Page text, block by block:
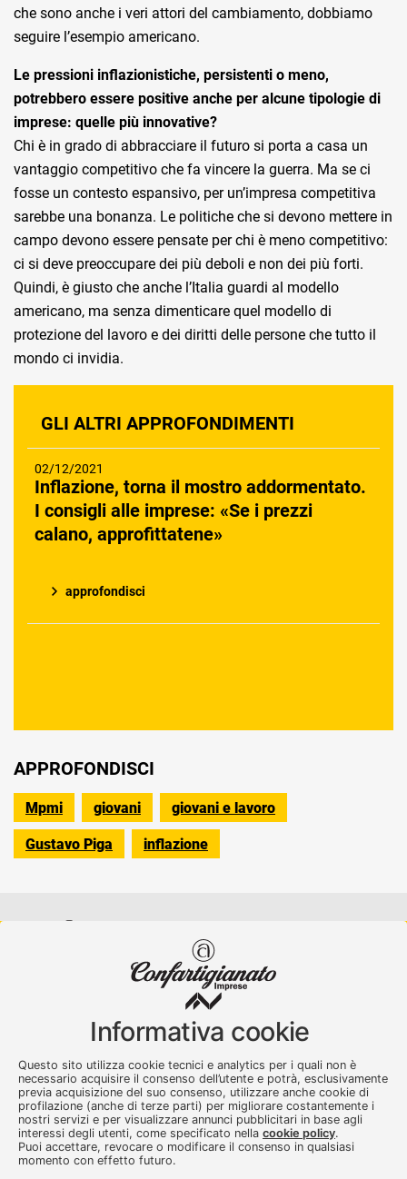
che sono anche i veri attori del cambiamento, dobbiamo
seguire l’esempio americano.
Le pressioni inflazionistiche, persistenti o meno,
potrebbero essere positive anche per alcune tipologie di
imprese: quelle più innovative?
Chi è in grado di abbracciare il futuro si porta a casa un
vantaggio competitivo che fa vincere la guerra. Ma se ci
fosse un contesto espansivo, per un’impresa competitiva
sarebbe una bonanza. Le politiche che si devono mettere in
campo devono essere pensate per chi è meno competitivo:
ci si deve preoccupare dei più deboli e non dei più forti.
Quindi, è giusto che anche l’Italia guardi al modello
americano, ma senza dimenticare quel modello di
protezione del lavoro e dei diritti delle persone che tutto il
mondo ci invidia.
GLI ALTRI APPROFONDIMENTI
02/12/2021
Inflazione, torna il mostro addormentato.
I consigli alle imprese: «Se i prezzi
calano, approfittatene»
approfondisci
APPROFONDISCI
Mpmi giovani giovani e lavoro
Gustavo Piga inflazione
Confartigianato Imprese Varese
0332 256111-Fax. 0332 256200
artser@artser.it
© 2020 – 2026 - Confartigianato Imprese Varese - P.IVA
00449700129
Informativa cookie
Questo sito utilizza cookie tecnici e analytics per i quali non è
necessario acquisire il consenso dell’utente e potrà, esclusivamente
previa acquisizione del suo consenso, utilizzare anche cookie di
profilazione (anche di terze parti) per migliorare costantemente i
nostri servizi e per visualizzare annunci pubblicitari in base agli
interessi degli utenti, come specificato nella cookie policy.
Puoi accettare, revocare o modificare il consenso in qualsiasi
momento con effetto futuro.